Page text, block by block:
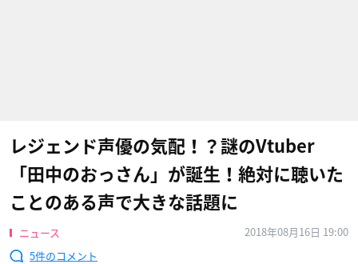
レジェンド声優の気配！？謎のVtuber
「田中のおっさん」が誕生！絶対に聴いた
ことのある声で大きな話題に
ニュース
2018年08月16日 19:00
5